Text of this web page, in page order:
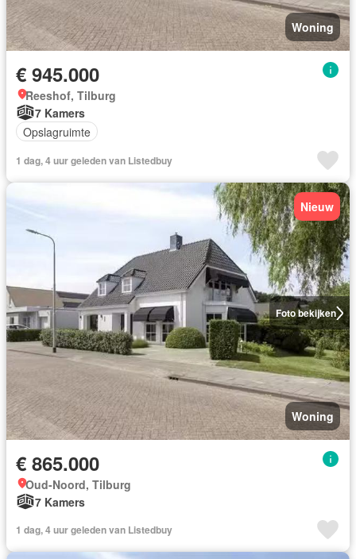
Woning
€ 945.000
Reeshof, Tilburg
7 Kamers
Opslagruimte
1 dag, 4 uur geleden van Listedbuy
Foto bekijken
Nieuw
Woning
€ 865.000
Oud-Noord, Tilburg
7 Kamers
1 dag, 4 uur geleden van Listedbuy